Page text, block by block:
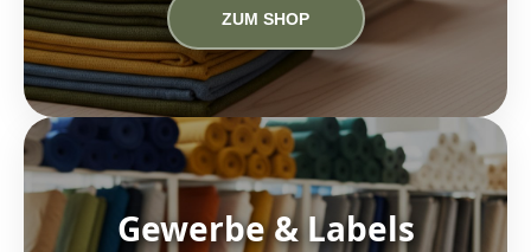
ZUM SHOP
Gewerbe & Labels